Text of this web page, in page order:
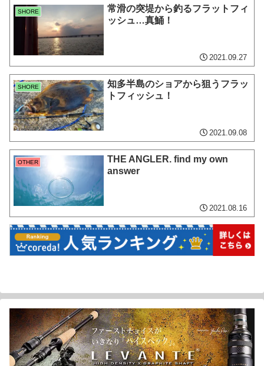
SHORE
常滑の突堤から釣るフラットフィ
ッシュ…真鯒！
2021.09.27
SHORE
知多半島のショアから狙うフラッ
トフィッシュ！
2021.09.08
OTHER
THE ANGLER. find my own
answer
2021.08.16